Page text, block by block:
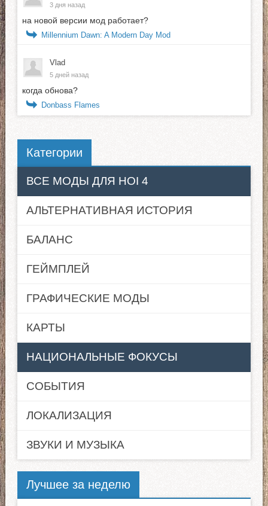
3 дня назад
на новой версии мод работает?
Millennium Dawn: A Modern Day Mod
Vlad
5 дней назад
когда обнова?
Donbass Flames
Категории
ВСЕ МОДЫ ДЛЯ HOI 4
АЛЬТЕРНАТИВНАЯ ИСТОРИЯ
БАЛАНС
ГЕЙМПЛЕЙ
ГРАФИЧЕСКИЕ МОДЫ
КАРТЫ
НАЦИОНАЛЬНЫЕ ФОКУСЫ
СОБЫТИЯ
ЛОКАЛИЗАЦИЯ
ЗВУКИ И МУЗЫКА
Лучшее за неделю